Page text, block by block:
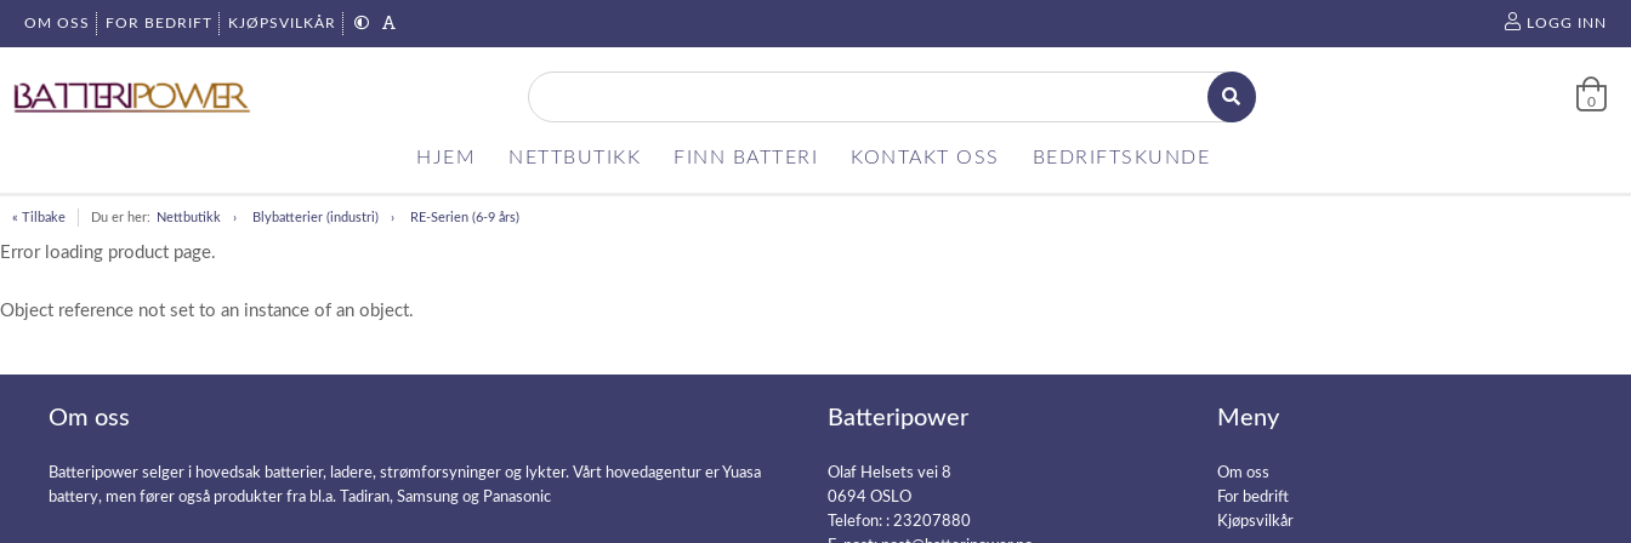
OM OSS FOR BEDRIFT KJØPSVILKÅR LOGG INN
0
HJEM NETTBUTIKK FINN BATTERI KONTAKT OSS BEDRIFTSKUNDE
« Tilbake Du er her: Nettbutikk Blybatterier (industri) RE-Serien (6-9 års)
Error loading product page.
Object reference not set to an instance of an object.
Om oss
Batteripower selger i hovedsak batterier, ladere, strømforsyninger og lykter. Vårt hovedagentur er Yuasa
battery, men fører også produkter fra bl.a. Tadiran, Samsung og Panasonic
Batteripower
Olaf Helsets vei 8
0694 OSLO
Telefon: : 23207880
Meny
Om oss
For bedrift
Kjøpsvilkår